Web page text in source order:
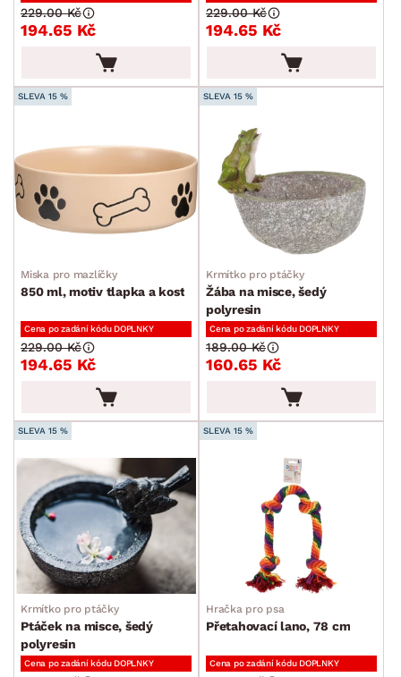
194.65 Kč
229.00 Kč
194.65 Kč
229.00 Kč
SLEVA 15 %
Miska pro mazlíčky
850 ml, motiv tlapka a kost
Cena po zadání kódu DOPLNKY
194.65 Kč
229.00 Kč
SLEVA 15 %
Krmítko pro ptáčky
Žába na misce, šedý
polyresin
Cena po zadání kódu DOPLNKY
160.65 Kč
189.00 Kč
SLEVA 15 %
Krmítko pro ptáčky
Ptáček na misce, šedý
polyresin
Cena po zadání kódu DOPLNKY
SLEVA 15 %
Hračka pro psa
Přetahovací lano, 78 cm
Cena po zadání kódu DOPLNKY